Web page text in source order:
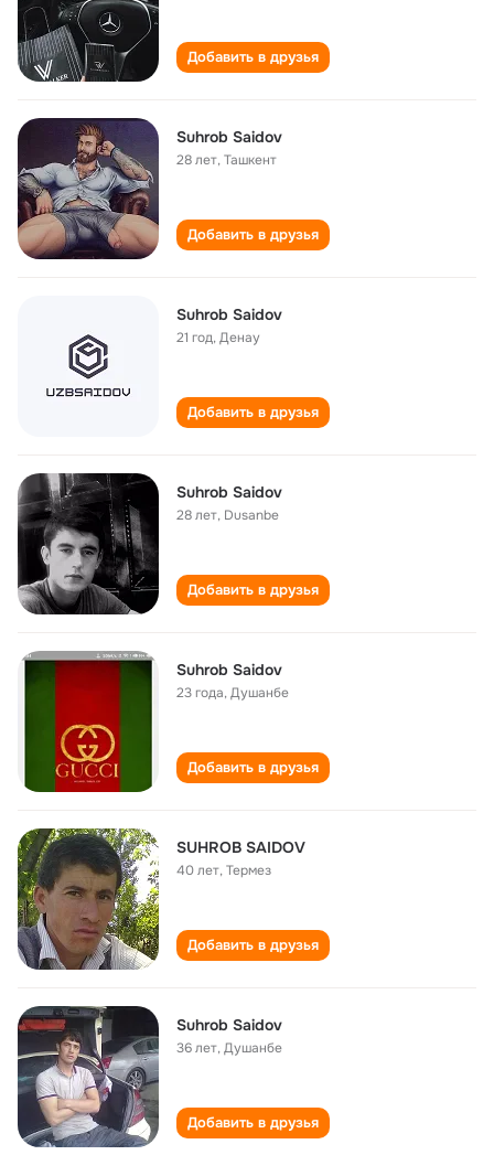
Добавить в друзья
Suhrob Saidov
28 лет,Ташкент
Добавить в друзья
Suhrob Saidov
21 год,Денау
Добавить в друзья
Suhrob Saidov
28 лет, Dusanbe
Добавить в друзья
Suhrob Saidov
23 года,Душанбе
Добавить в друзья
SUHROB SAIDOV
40 лет,Термез
Добавить в друзья
Suhrob Saidov
36 лет,Душанбе
Добавить в друзья